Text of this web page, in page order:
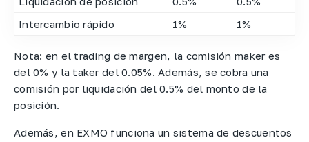
Intercambio rápido
1% 1%
Nota: en el trading de margen, la comisión maker es
del 0% y la taker del 0.05%. Además, se cobra una
comisión por liquidación del 0.5% del monto de la
posición.
Además, en EXMO funciona un sistema de descuentos